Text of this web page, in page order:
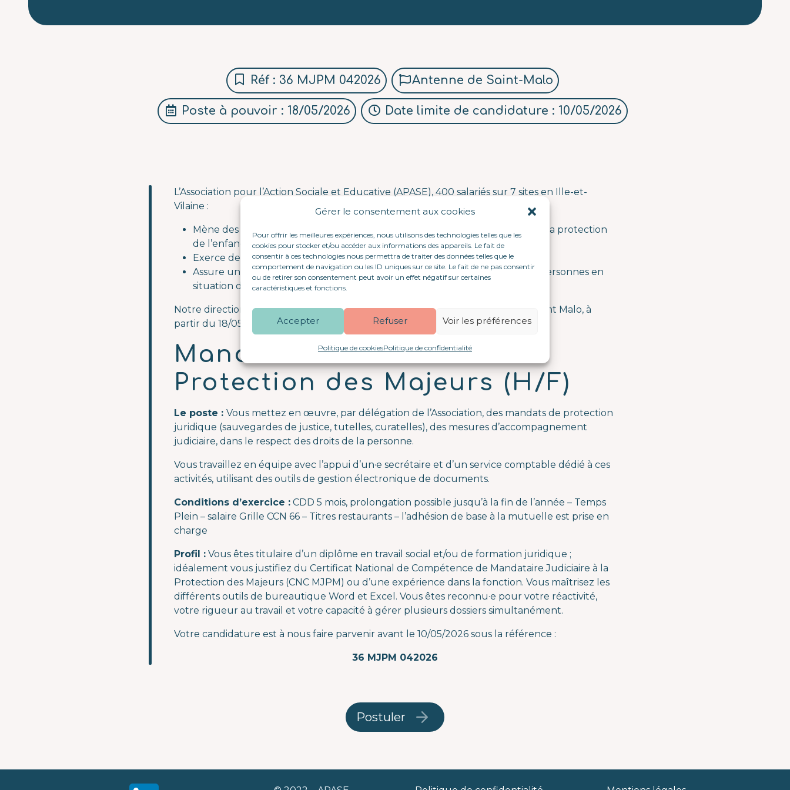
Gérer le consentement aux cookies
Pour offrir les meilleures expériences, nous utilisons des technologies telles que les
cookies pour stocker et/ou accéder aux informations des appareils. Le fait de
consentir à ces technologies nous permettra de traiter des données telles que le
comportement de navigation ou les ID uniques sur ce site. Le fait de ne pas consentir
ou de retirer son consentement peut avoir un effet négatif sur certaines
caractéristiques et fonctions.
Accepter Refuser Voir les préférences
Politique de cookiesPolitique de confidentialité
Réf : 36 MJPM 042026 Antenne de Saint-Malo
Poste à pouvoir : 18/05/2026 Date limite de candidature : 10/05/2026
L’Association pour l’Action Sociale et Educative (APASE), 400 salariés sur 7 sites en Ille-et-
Vilaine :
Mène des actions éducatives, judiciaires ou administratives dans le cadre de la protection
de l’enfance en milieu ouvert
Exerce des mesures de protection juridique,
Assure un accompagnement social et médico-social (SAVS, MASP, etc.) de personnes en
situation de handicap psychique notamment.
Notre direction d’Activité Protection Juridique recherche pour l’antenne de Saint Malo, à
partir du 18/05/2026 un poste de e :
Mandataire Judiciaire à la
Protection des Majeurs (H/F)
Le poste : Vous mettez en œuvre, par délégation de l’Association, des mandats de protection
juridique (sauvegardes de justice, tutelles, curatelles), des mesures d’accompagnement
judiciaire, dans le respect des droits de la personne.
Vous travaillez en équipe avec l’appui d’un·e secrétaire et d’un service comptable dédié à ces
activités, utilisant des outils de gestion électronique de documents.
Conditions d’exercice : CDD 5 mois, prolongation possible jusqu’à la fin de l’année – Temps
Plein – salaire Grille CCN 66 – Titres restaurants – l’adhésion de base à la mutuelle est prise en
charge
Profil : Vous êtes titulaire d’un diplôme en travail social et/ou de formation juridique ;
idéalement vous justifiez du Certificat National de Compétence de Mandataire Judiciaire à la
Protection des Majeurs (CNC MJPM) ou d’une expérience dans la fonction. Vous maîtrisez les
différents outils de bureautique Word et Excel. Vous êtes reconnu·e pour votre réactivité,
votre rigueur au travail et votre capacité à gérer plusieurs dossiers simultanément.
Votre candidature est à nous faire parvenir avant le 10/05/2026 sous la référence :
36 MJPM 042026
Postuler